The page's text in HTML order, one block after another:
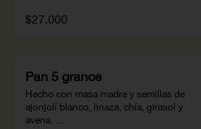
$27.000
Pan 5 granos
Hecho con masa madre y semillas de
ajonjolí blanco, linaza, chía, girasol y
avena.